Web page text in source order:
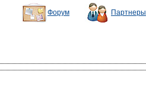
Форум Партнеры